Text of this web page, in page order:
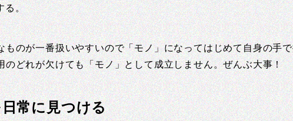
る。
ものが一番扱いやすいので「モノ」になってはじめて自身の手
のどれが欠けても「モノ」として成立しません。ぜんぶ大事！
常に見つける